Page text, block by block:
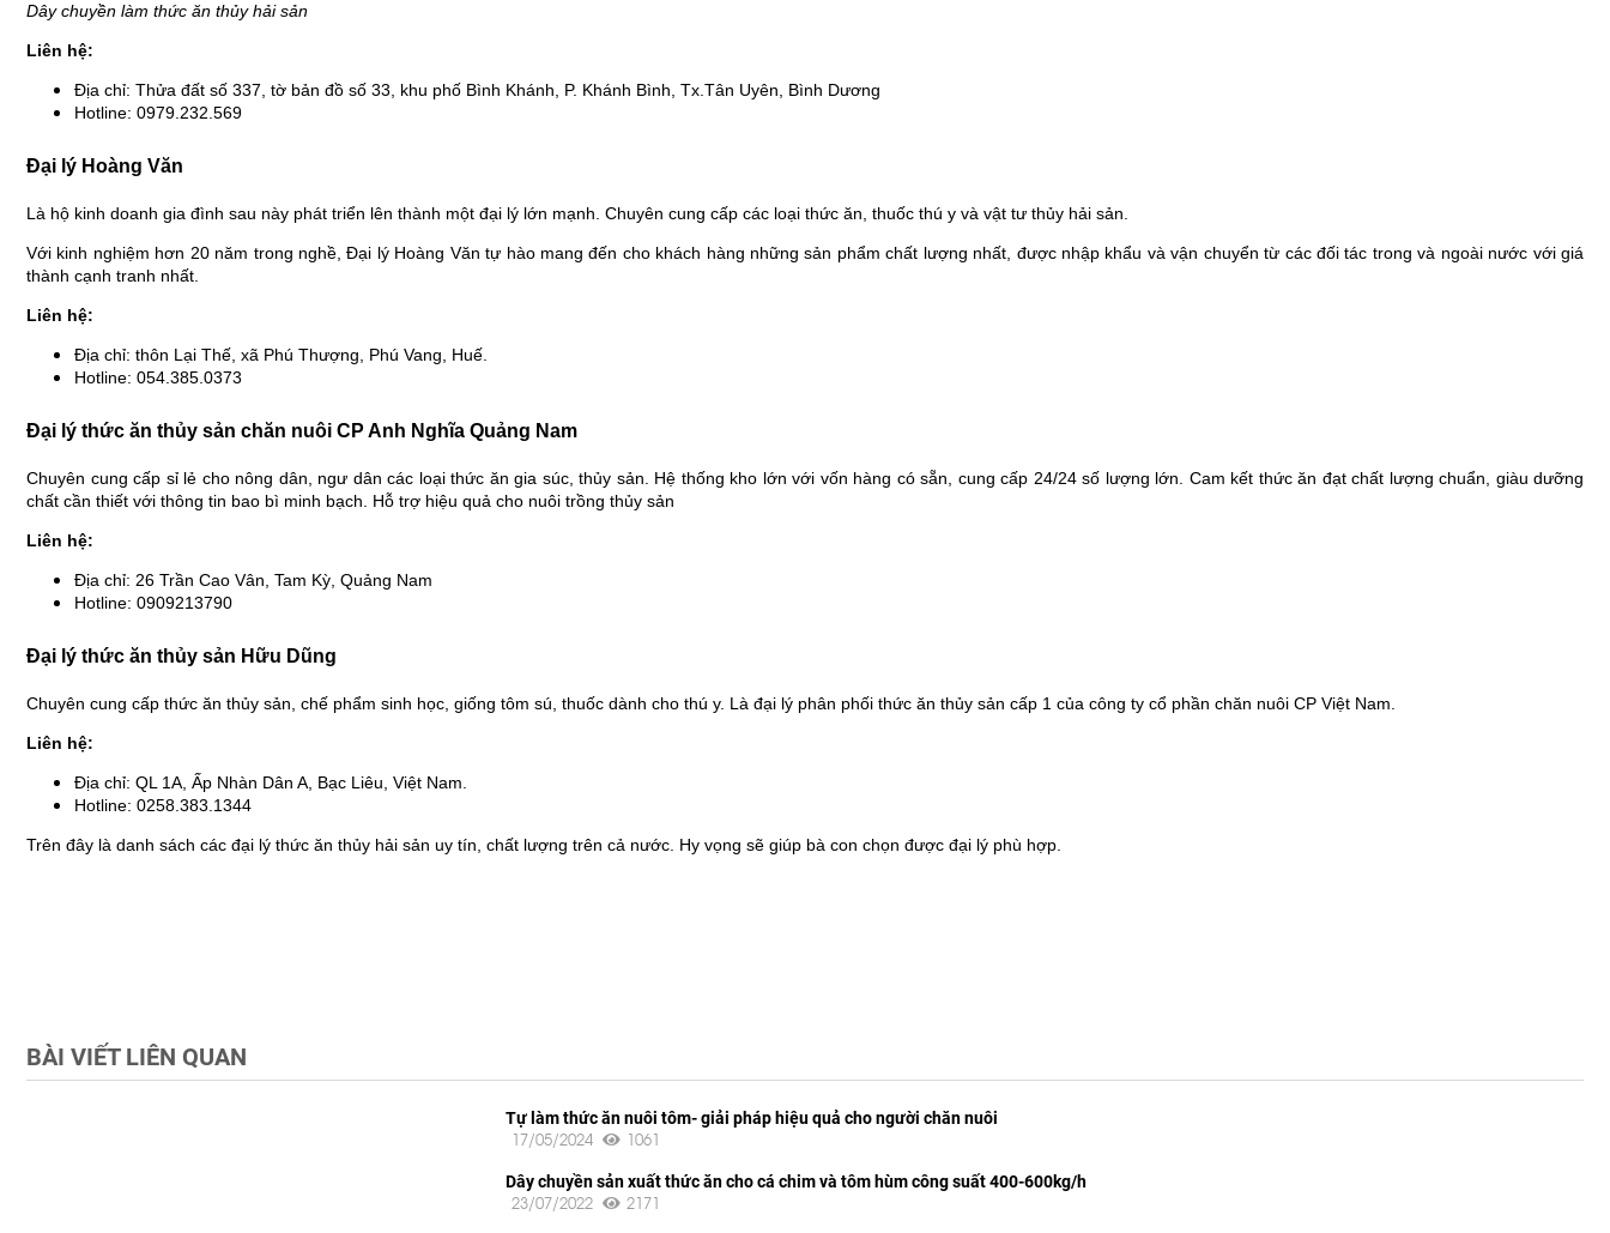
Dây chuyền làm thức ăn thủy hải sản
Liên hệ:
Địa chỉ: Thửa đất số 337, tờ bản đồ số 33, khu phố Bình Khánh, P. Khánh Bình, Tx.Tân Uyên, Bình Dương
Hotline: 0979.232.569
Đại lý Hoàng Văn
Là hộ kinh doanh gia đình sau này phát triển lên thành một đại lý lớn mạnh. Chuyên cung cấp các loại thức ăn, thuốc thú y và vật tư thủy hải sản.
Với kinh nghiệm hơn 20 năm trong nghề, Đại lý Hoàng Văn tự hào mang đến cho khách hàng những sản phẩm chất lượng nhất, được nhập khẩu và vận chuyển từ các đối tác trong và ngoài nước với giá
thành cạnh tranh nhất.
Liên hệ:
Địa chỉ: thôn Lại Thế, xã Phú Thượng, Phú Vang, Huế.
Hotline: 054.385.0373
Đại lý thức ăn thủy sản chăn nuôi CP Anh Nghĩa Quảng Nam
Chuyên cung cấp sỉ lẻ cho nông dân, ngư dân các loại thức ăn gia súc, thủy sản. Hệ thống kho lớn với vốn hàng có sẵn, cung cấp 24/24 số lượng lớn. Cam kết thức ăn đạt chất lượng chuẩn, giàu dưỡng
chất cần thiết với thông tin bao bì minh bạch. Hỗ trợ hiệu quả cho nuôi trồng thủy sản
Liên hệ:
Địa chỉ: 26 Trần Cao Vân, Tam Kỳ, Quảng Nam
Hotline: 0909213790
Đại lý thức ăn thủy sản Hữu Dũng
Chuyên cung cấp thức ăn thủy sản, chế phẩm sinh học, giống tôm sú, thuốc dành cho thú y. Là đại lý phân phối thức ăn thủy sản cấp 1 của công ty cổ phần chăn nuôi CP Việt Nam.
Liên hệ:
Địa chỉ: QL 1A, Ấp Nhàn Dân A, Bạc Liêu, Việt Nam.
Hotline: 0258.383.1344
Trên đây là danh sách các đại lý thức ăn thủy hải sản uy tín, chất lượng trên cả nước. Hy vọng sẽ giúp bà con chọn được đại lý phù hợp.
BÀI VIẾT LIÊN QUAN
Tự làm thức ăn nuôi tôm- giải pháp hiệu quả cho người chăn nuôi
17/05/2024 1061
Dây chuyền sản xuất thức ăn cho cá chim và tôm hùm công suất 400-600kg/h
23/07/2022 2171